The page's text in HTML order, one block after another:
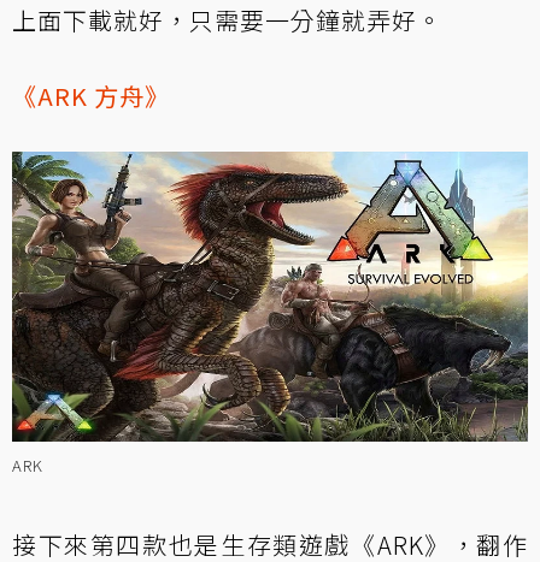
上面下載就好，只需要一分鐘就弄好。
《ARK 方舟》
ARK
接下來第四款也是生存類遊戲《ARK》，翻作